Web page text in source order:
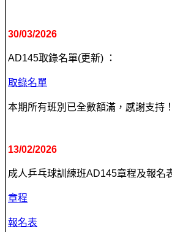
30/03/2026
AD145取錄名單(更新) ：
取錄名單
本期所有班別已全數額滿，感謝支持！
13/02/2026
成人乒乓球訓練班AD145章程及報名
章程
報名表